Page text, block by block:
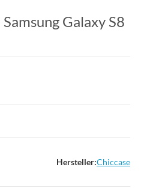
Galaxy S8
Hersteller:Chiccase